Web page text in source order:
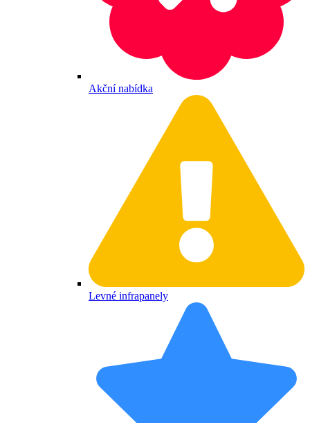
Akční nabídka
Levné infrapanely